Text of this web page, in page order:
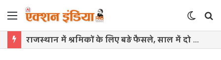
Menu
Switch
skin
राजस्थान में श्रमिकों के लिए बड़े फैसले, साल में दो बार बढ़ेगा महंगाई भत्ता